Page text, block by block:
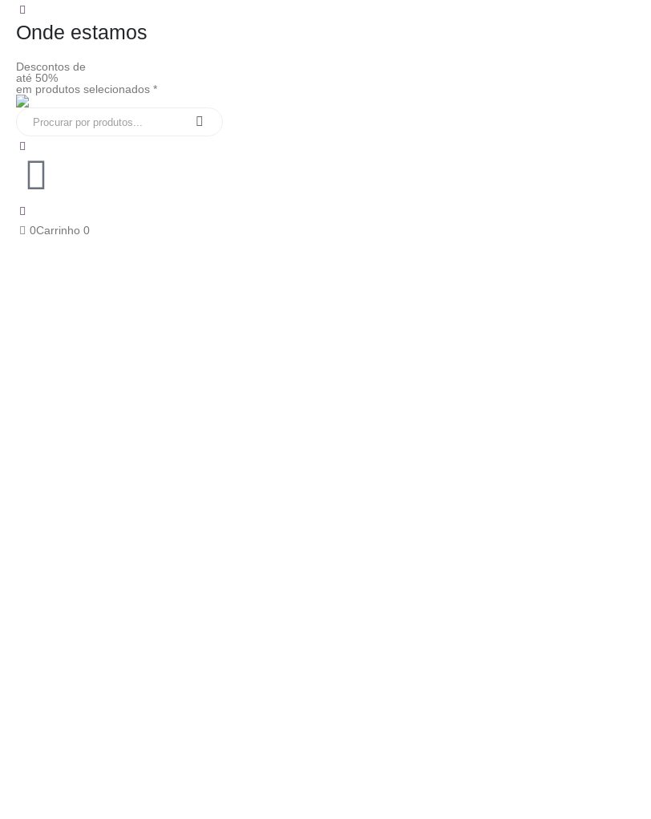
Onde estamos
Descontos de
até 50%
em produtos selecionados *
0Carrinho 0